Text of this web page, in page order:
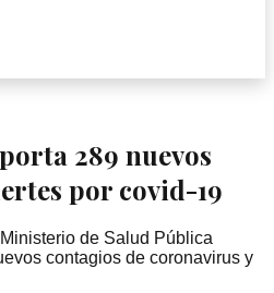
289 nuevos
por covid-19
de Salud Pública
contagios de coronavirus y